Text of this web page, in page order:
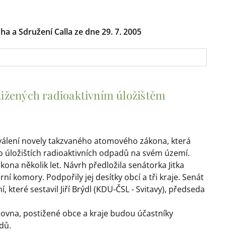
a Sdružení Calla ze dne 29. 7. 2005
radioaktivním úložištěm
novely takzvaného atomového zákona, která
radioaktivních odpadů na svém území.
několik let. Návrh předložila senátorka Jitka
komory. Podpořily jej desítky obcí a tři kraje. Senát
sestavil Jiří Brýdl (KDU-ČSL - Svitavy), předseda
postižené obce a kraje budou účastníky